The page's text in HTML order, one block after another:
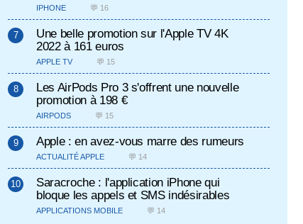
IPHONE 💬 16
Une belle promotion sur l'Apple TV 4K
2022 à 161 euros
APPLE TV 💬 15
Les AirPods Pro 3 s'offrent une nouvelle
promotion à 198 €
AIRPODS 💬 15
Apple : en avez-vous marre des rumeurs
ACTUALITÉ APPLE 💬 14
Saracroche : l'application iPhone qui
bloque les appels et SMS indésirables
APPLICATIONS MOBILE 💬 14